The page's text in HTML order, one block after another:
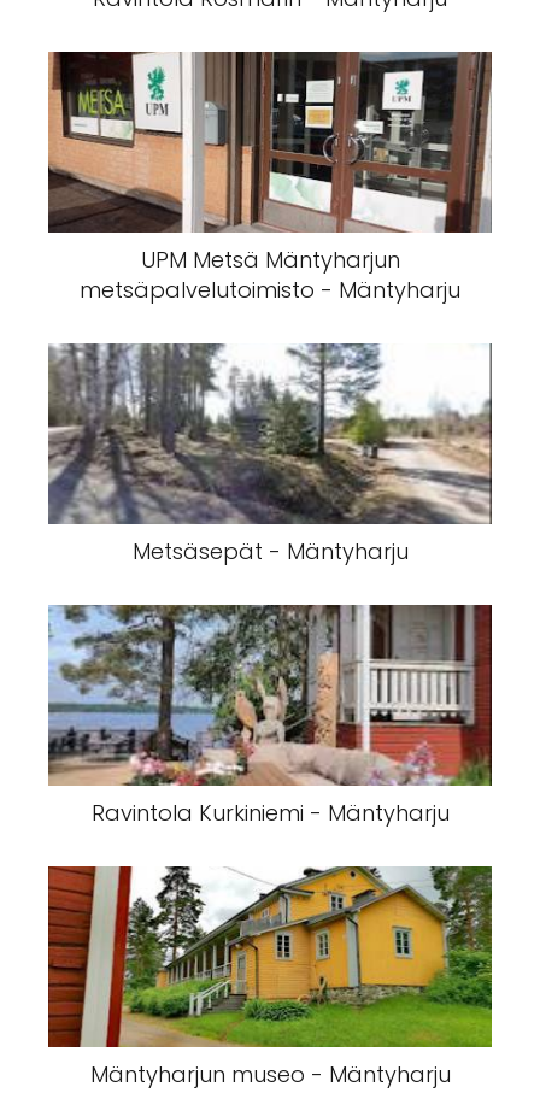
UPM Metsä Mäntyharjun
metsäpalvelutoimisto - Mäntyharju
Metsäsepät - Mäntyharju
Ravintola Kurkiniemi - Mäntyharju
Mäntyharjun museo - Mäntyharju